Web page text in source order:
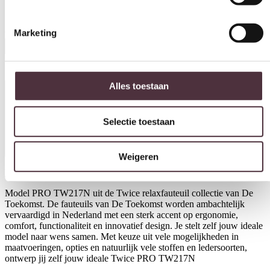
Marketing
Alles toestaan
Selectie toestaan
Weigeren
3.191,00
Download hier de productspecificaties
Model PRO TW217N uit de Twice relaxfauteuil collectie van De
Toekomst. De fauteuils van De Toekomst worden ambachtelijk
vervaardigd in Nederland met een sterk accent op ergonomie,
comfort, functionaliteit en innovatief design. Je stelt zelf jouw ideale
model naar wens samen. Met keuze uit vele mogelijkheden in
maatvoeringen, opties en natuurlijk vele stoffen en ledersoorten,
ontwerp jij zelf jouw ideale Twice PRO TW217N